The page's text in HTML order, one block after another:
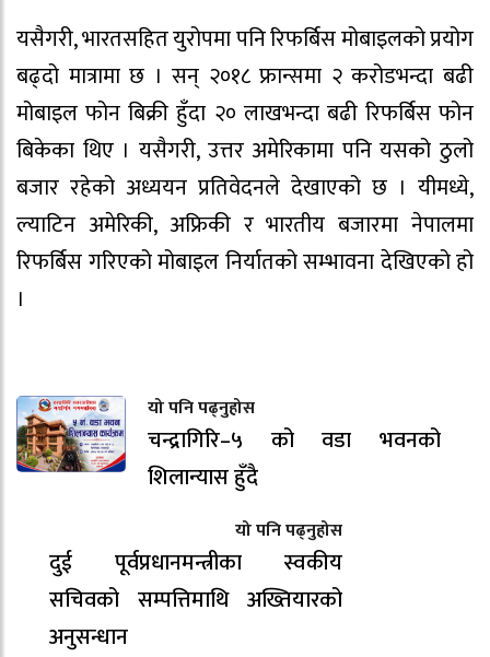
यसैगरी, भारतसहित युरोपमा पनि रिफर्बिस मोबाइलको प्रयोग
बढ्दो मात्रामा छ । सन् २०१८ फ्रान्समा २ करोडभन्दा बढी
मोबाइल फोन बिक्री हुँदा २० लाखभन्दा बढी रिफर्बिस फोन
बिकेका थिए । यसैगरी, उत्तर अमेरिकामा पनि यसको ठुलो
बजार रहेको अध्ययन प्रतिवेदनले देखाएको छ । यीमध्ये,
ल्याटिन अमेरिकी, अफ्रिकी र भारतीय बजारमा नेपालमा
रिफर्बिस गरिएको मोबाइल निर्यातको सम्भावना देखिएको हो
।
यो पनि पढ्नुहोस
चन्द्रागिरि–५ को वडा भवनको
शिलान्यास हुँदै
यो पनि पढ्नुहोस
दुई पूर्वप्रधानमन्त्रीका स्वकीय
सचिवको सम्पत्तिमाथि अख्तियारको
अनुसन्धान